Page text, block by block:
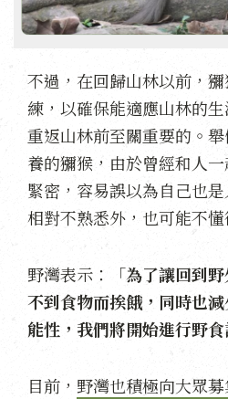
不過，在回歸山林以前，
練，以確保能適應山林的
重返山林前至關重要的。
養的獼猴，由於曾經和人
緊密，容易誤以為自己也
相對不熟悉外，也可能不
野灣表示：「為了讓回到
不到食物而挨餓，同時也
能性，我們將開始進行野食
目前， 野灣也積極向大眾